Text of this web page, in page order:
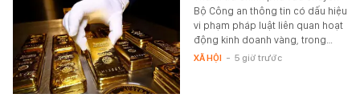
Bộ Công an thông tin có dấu hiệu
vi phạm pháp luật liên quan hoạt
động kinh doanh vàng, trong…
XÃ HỘI - 5 giờ trước